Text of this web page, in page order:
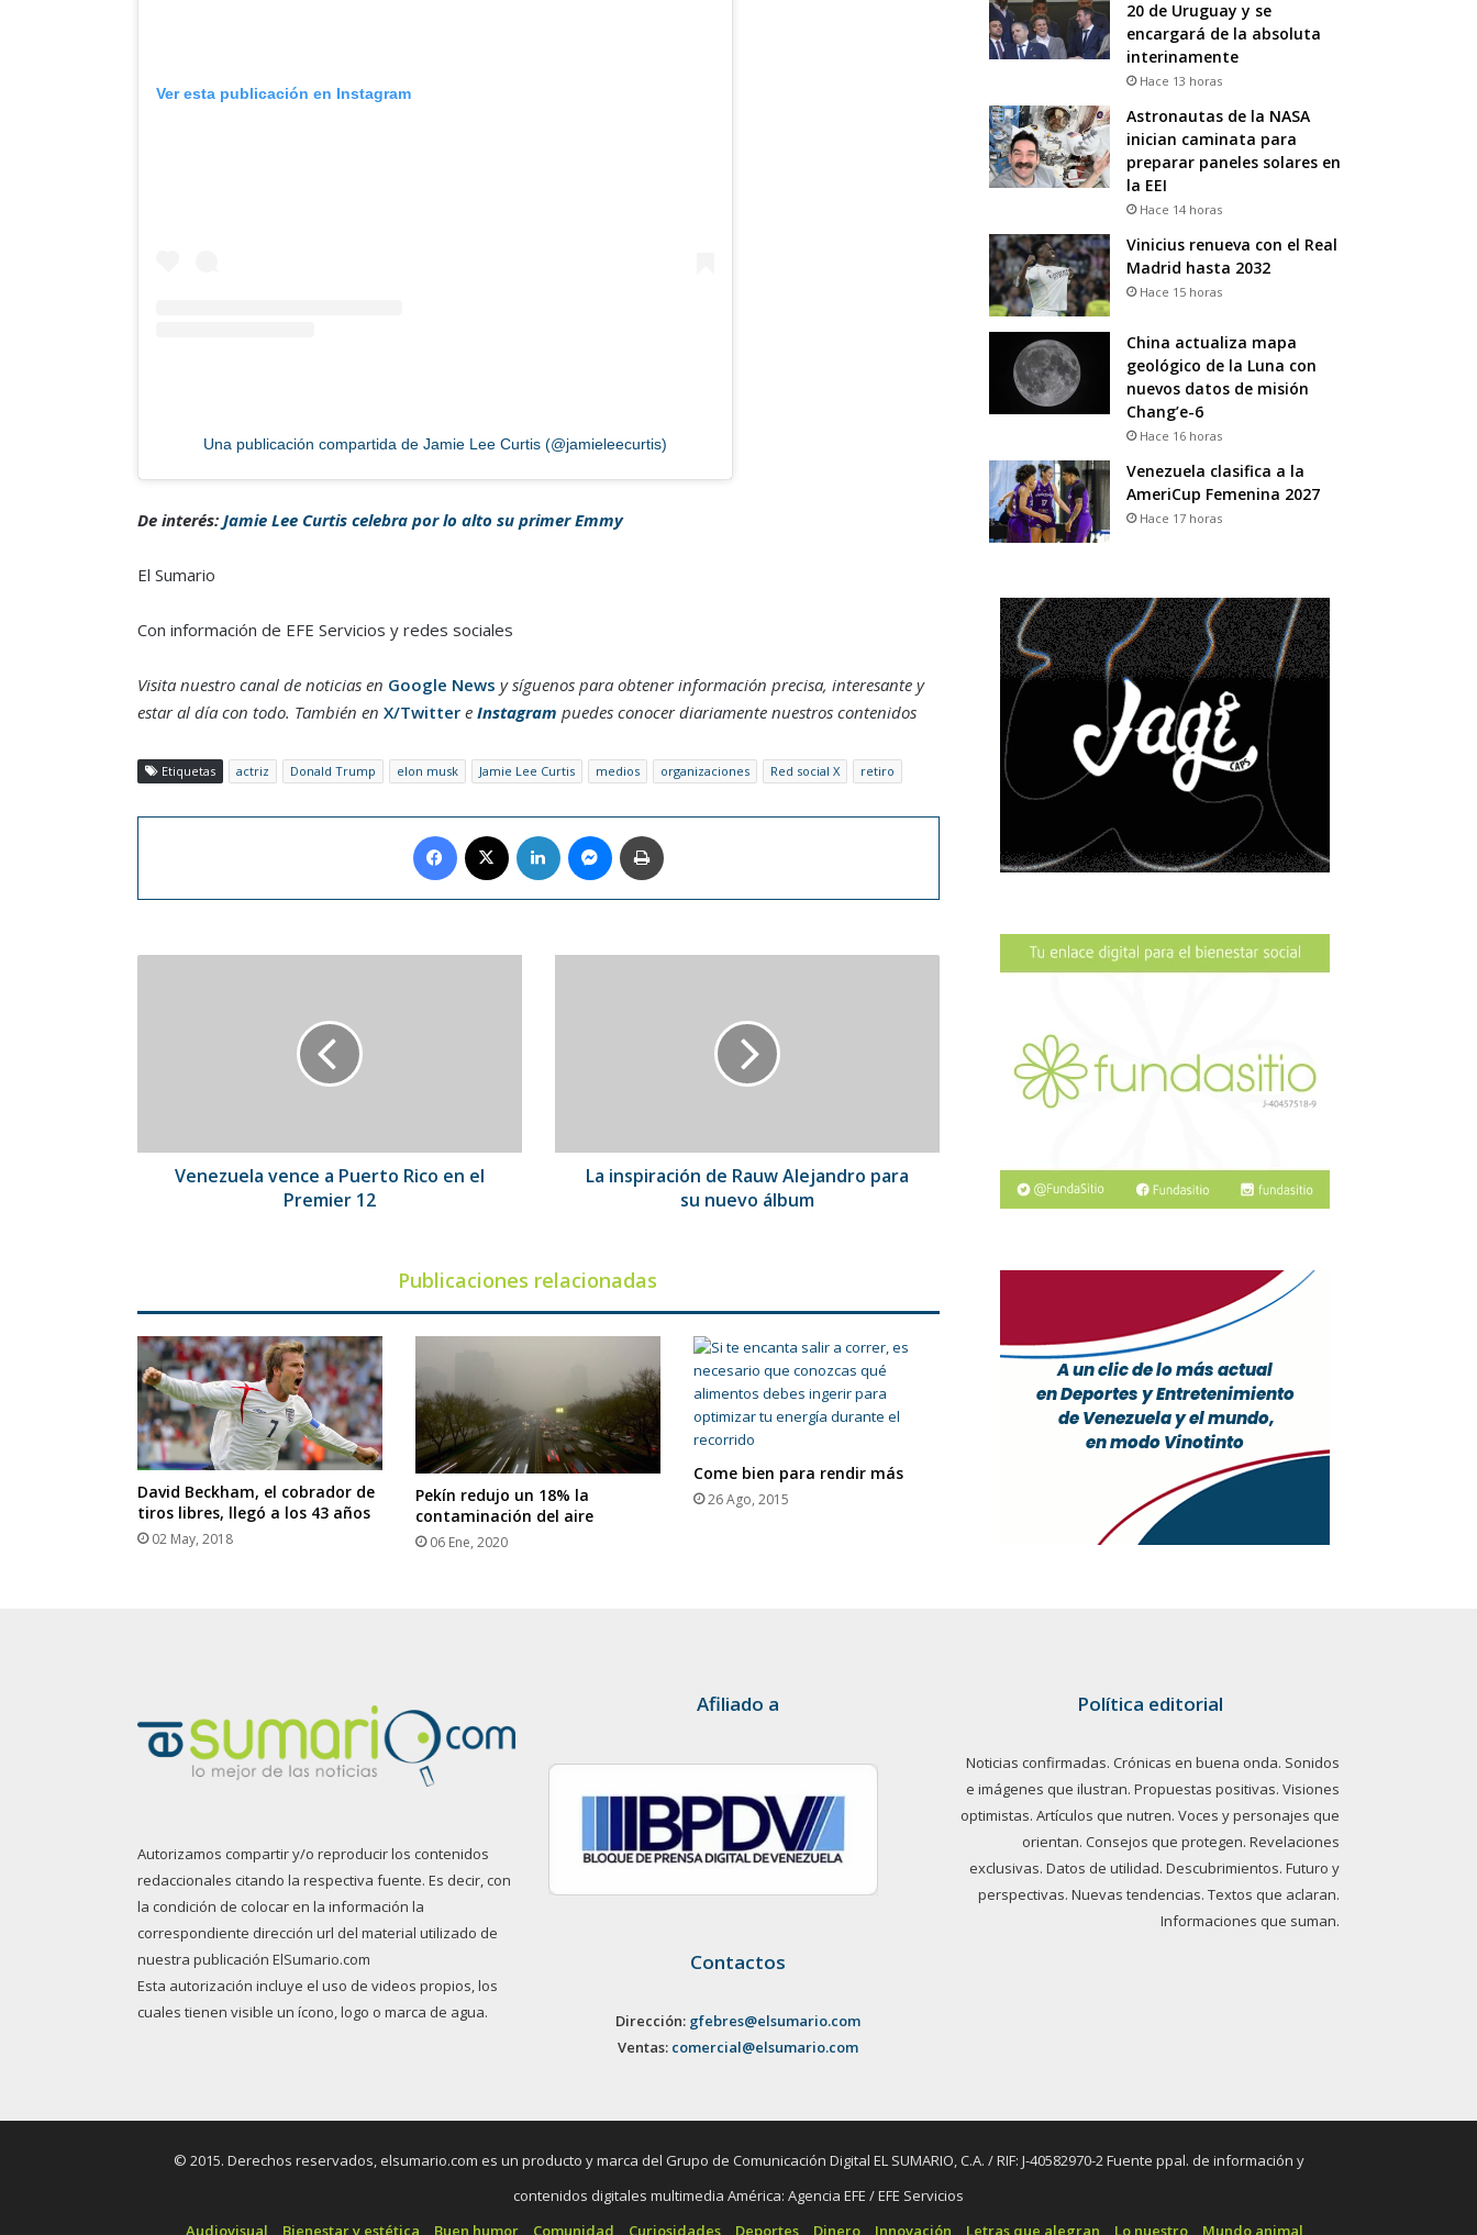
Ver esta publicación en Instagram
Una publicación compartida de Jamie Lee Curtis (@jamieleecurtis)
De interés: Jamie Lee Curtis celebra por lo alto su primer Emmy
El Sumario
Con información de EFE Servicios y redes sociales
Visita nuestro canal de noticias en Google News y síguenos para obtener información precisa, interesante y
estar al día con todo. También en X/Twittere Instagram puedes conocer diariamente nuestros contenidos
Etiquetas actriz Donald Trump elon musk Jamie Lee Curtis medios organizaciones Red social X retiro
Facebook LinkedIn Messenger
12
Venezuela vence a Puerto Rico en el
Premier 12
álbum
La inspiración de Rauw Alejandro para
su nuevo álbum
Publicaciones relacionadas
David Beckham, el cobrador de
tiros libres, llegó a los 43 años
02 May, 2018
Pekín redujo un 18% la
contaminación del aire
06 Ene, 2020
Come bien para rendir más
26 Ago, 2015
20 de Uruguay y se
encargará de la absoluta
interinamente
Hace 13 horas
Astronautas de la NASA
inician caminata para
preparar paneles solares en
la EEI
Hace 14 horas
Vinicius renueva con el Real
Madrid hasta 2032
Hace 15 horas
China actualiza mapa
geológico de la Luna con
nuevos datos de misión
Chang’e-6
Hace 16 horas
Venezuela clasifica a la
AmeriCup Femenina 2027
Hace 17 horas
Autorizamos compartir y/o reproducir los contenidos
redaccionales citando la respectiva fuente. Es decir, con
la condición de colocar en la información la
correspondiente dirección url del material utilizado de
nuestra publicación ElSumario.com
Esta autorización incluye el uso de videos propios, los
cuales tienen visible un ícono, logo o marca de agua.
Afiliado a
Contactos
Dirección: gfebres@elsumario.com
Ventas: comercial@elsumario.com
Política editorial
Noticias confirmadas. Crónicas en buena onda. Sonidos
e imágenes que ilustran. Propuestas positivas. Visiones
optimistas. Artículos que nutren. Voces y personajes que
orientan. Consejos que protegen. Revelaciones
exclusivas. Datos de utilidad. Descubrimientos. Futuro y
perspectivas. Nuevas tendencias. Textos que aclaran.
Informaciones que suman.
© 2015. Derechos reservados, elsumario.com es un producto y marca del Grupo de Comunicación Digital EL SUMARIO, C.A. / RIF: J-40582970-2 Fuente ppal. de información y
contenidos digitales multimedia América: Agencia EFE / EFE Servicios
Audiovisual
Bienestar y estética Buen humor Comunidad Curiosidades Deportes Dinero Innovación Letras que alegran Lo nuestro Mundo animal